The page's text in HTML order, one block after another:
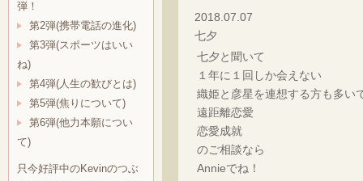
弾！
第2弾(携帯電話の進化)
第3弾(スポーツはいい
ね)
第4弾(人生の歓びとは)
第5弾(焦りについて)
第6弾(他力本願につい
て)
只今好評中のKevinのつぶ
2018.07.07
七夕
七夕と聞いて
１年に１回しか会えない
織姫と彦星を連想する方も多い
遠距離恋愛
恋愛成就
のご相談なら
Annieでね！